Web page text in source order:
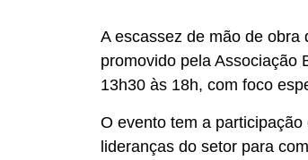
A escassez de mão de
promovido pela Associação
13h30 às 18h, com foco
O evento tem a
lideranças do setor para